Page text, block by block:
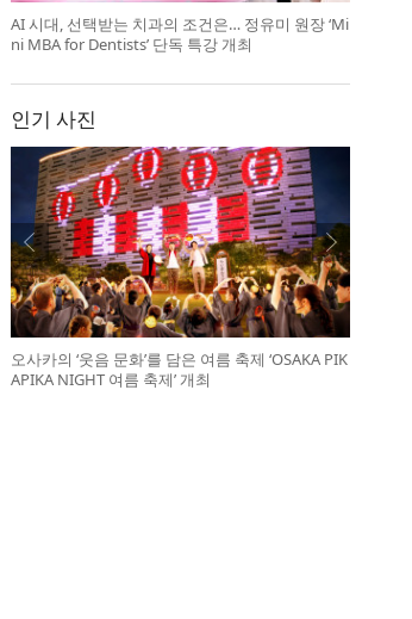
AI 시대, 선택받는 치과의 조건은… 정유미 원장 ‘Mi
ni MBA for Dentists’ 단독 특강 개최
인기 사진
오사카의 ‘웃음 문화’를 담은 여름 축제 ‘OSAKA PIK
APIKA NIGHT 여름 축제’ 개최